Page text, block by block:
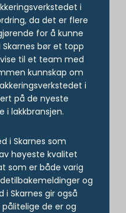
i
da det er flere
for å kunne
bør et topp
til et team med
kunnskap om
i
på de nyeste
lakkbransjen.
i Skarnes som
høyeste kvalitet
som er både varig
og
Skarnes gir også
de er og